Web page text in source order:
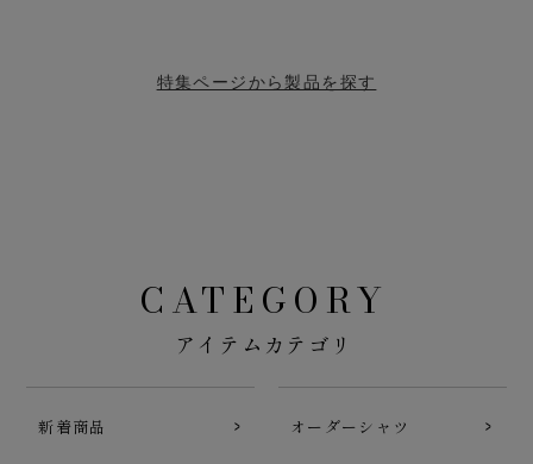
特集ページから製品を探す
CATEGORY
アイテムカテゴリ
新着商品 オーダーシャツ